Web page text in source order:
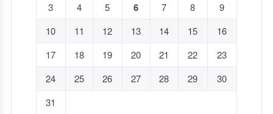
3
4 5 6 7 8
9
10
11 12 13 14 15
16
17
18 19 20 21 22
23
24
25 26 27 28 29
30
31